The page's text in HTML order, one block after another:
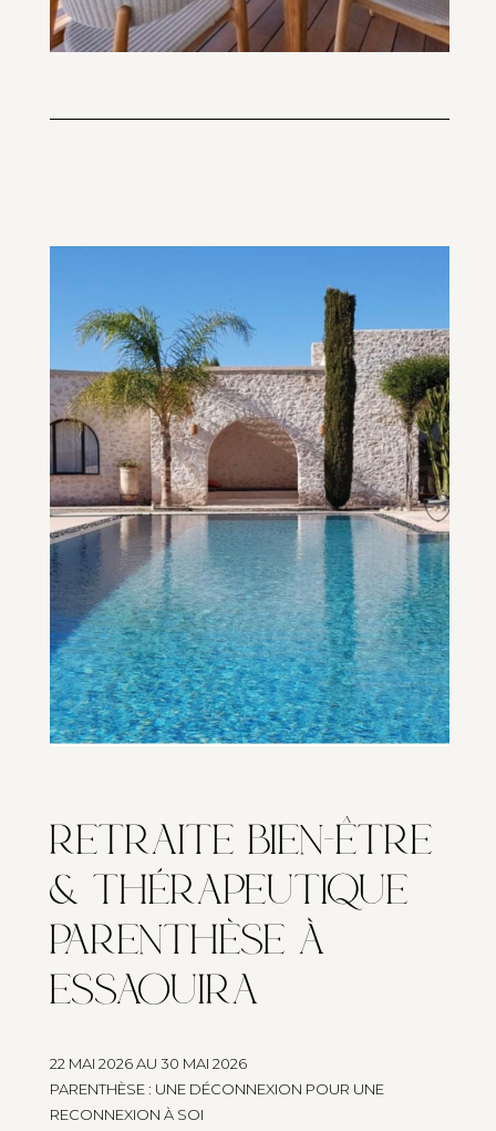
RETRAITE BIEN-ÊTRE
& THÉRAPEUTIQUE
PARENTHÈSE À
ESSAOUIRA
22 MAI 2026 AU 30 MAI 2026
PARENTHÈSE : UNE DÉCONNEXION POUR UNE
RECONNEXION À SOI